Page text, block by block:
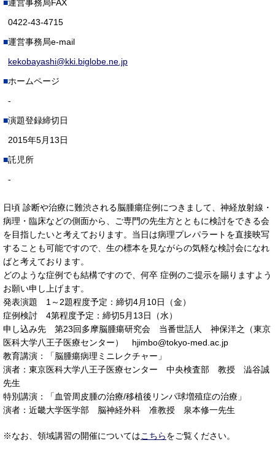
運営事務局FAX
0422-43-4715
運営事務局e-mail
kekobayashi@kki.biglobe.ne.jp
ホームページ
-
演題登録締切日
2015年5月13日
託児所
-
日頃 診断や治療に難渋される脳腫瘍症例につきまして、神経放射線・
病理・臨床などの側面から、ご専門の先生方とともに検討をできる会
を目指したいと考えております。当日は病理プレパラートを直接映写
することも可能ですので、生の標本を見ながらの気軽な検討会になれ
ばと考えております。
どのような症例でも結構ですので、何卒 症例のご提示を賜りますよう
お願い申し上げます。
発表演題 1～2題程度予定：締切4月10日（金）
症例検討 4第程度予定：締切5月13日（水）
申し込み先 第23回多摩脳腫瘍研究会 当番世話人 神保洋之（東京
医科大学八王子医療センター） hjimbo@tokyo-med.ac.jp
教育講演：「脳腫瘍病理ミニレクチャー」
演者：東京医科大学八王子医療センター 中央検査部 教授 澁谷誠
先生
特別講演：「血管周皮腫の治療/移植後リンパ球増殖症の治療」
演者：近畿大学医学部 脳神経外科 准教授 泉本修一先生
※なお、領域講習の開催についてはこちらをご覧ください。